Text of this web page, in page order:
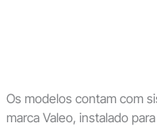
Os modelos contam com
marca Valeo, instalado